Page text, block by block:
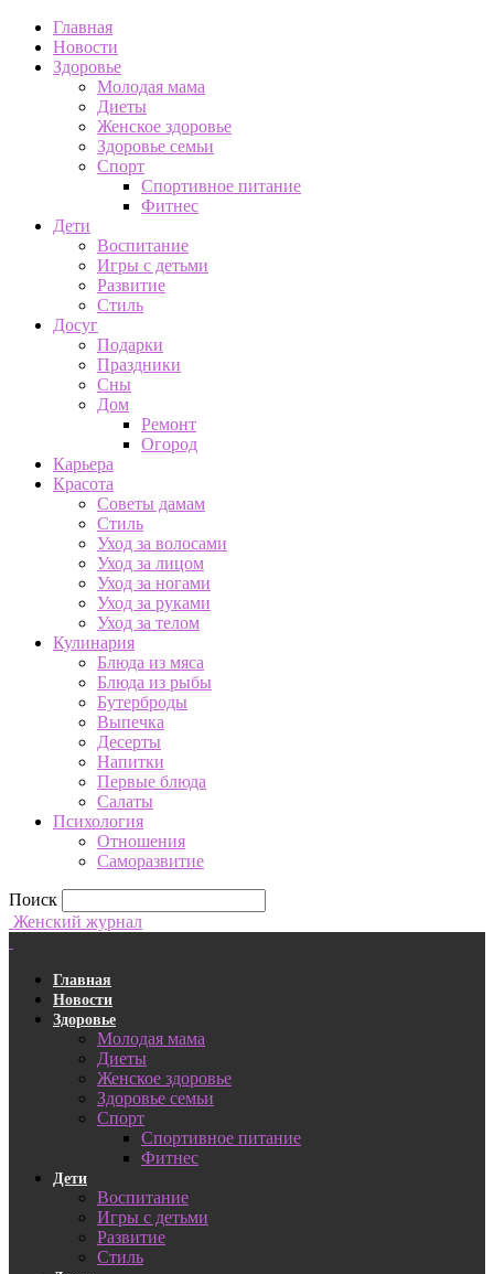
Главная
Новости
Здоровье
Молодая мама
Диеты
Женское здоровье
Здоровье семьи
Спорт
Спортивное питание
Фитнес
Дети
Воспитание
Игры с детьми
Развитие
Стиль
Досуг
Подарки
Праздники
Сны
Дом
Ремонт
Огород
Карьера
Красота
Советы дамам
Стиль
Уход за волосами
Уход за лицом
Уход за ногами
Уход за руками
Уход за телом
Кулинария
Блюда из мяса
Блюда из рыбы
Бутерброды
Выпечка
Десерты
Напитки
Первые блюда
Салаты
Психология
Отношения
Саморазвитие
Поиск
Женский журнал
Главная
Новости
Здоровье
Молодая мама
Диеты
Женское здоровье
Здоровье семьи
Спорт
Спортивное питание
Фитнес
Дети
Воспитание
Игры с детьми
Развитие
Стиль